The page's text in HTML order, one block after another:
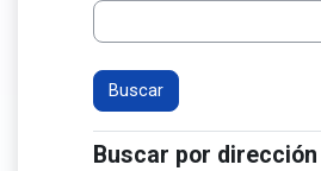
Buscar por dirección
Buscar por dirección